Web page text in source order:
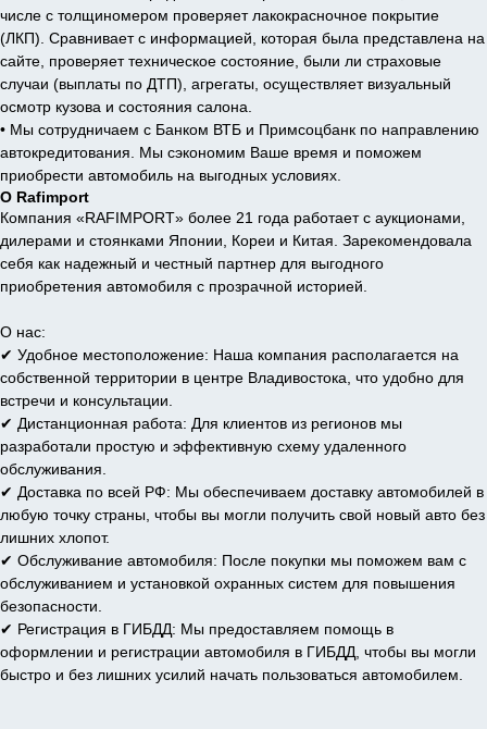
числе с толщиномером проверяет лакокрасночное покрытие
(ЛКП). Сравнивает с информацией, которая была представлена на
сайте, проверяет техническое состояние, были ли страховые
случаи (выплаты по ДТП), агрегаты, осуществляет визуальный
осмотр кузова и состояния салона.
• Мы сотрудничаем с Банком ВТБ и Примсоцбанк по направлению
автокредитования. Мы сэкономим Ваше время и поможем
приобрести автомобиль на выгодных условиях.
О Rafimport
Компания «RAFIMPORT» более 21 года работает с аукционами,
дилерами и стоянками Японии, Кореи и Китая. Зарекомендовала
себя как надежный и честный партнер для выгодного
приобретения автомобиля с прозрачной историей.
О нас:
✔ Удобное местоположение: Наша компания располагается на
собственной территории в центре Владивостока, что удобно для
встречи и консультации.
✔ Дистанционная работа: Для клиентов из регионов мы
разработали простую и эффективную схему удаленного
обслуживания.
✔ Доставка по всей РФ: Мы обеспечиваем доставку автомобилей в
любую точку страны, чтобы вы могли получить свой новый авто без
лишних хлопот.
✔ Обслуживание автомобиля: После покупки мы поможем вам с
обслуживанием и установкой охранных систем для повышения
безопасности.
✔ Регистрация в ГИБДД: Мы предоставляем помощь в
оформлении и регистрации автомобиля в ГИБДД, чтобы вы могли
быстро и без лишних усилий начать пользоваться автомобилем.